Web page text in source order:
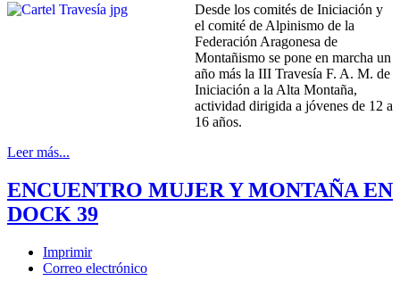
Desde los comités de Iniciación y
el comité de Alpinismo de la
Federación Aragonesa de
Montañismo se pone en marcha un
año más la III Travesía F. A. M. de
Iniciación a la Alta Montaña,
actividad dirigida a jóvenes de 12 a
16 años.
Leer más...
ENCUENTRO MUJER Y MONTAÑA EN
DOCK 39
Imprimir
Correo electrónico